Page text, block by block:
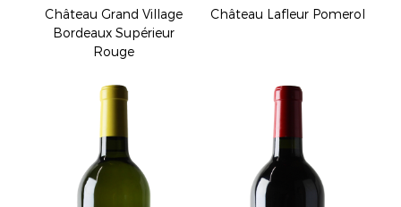
Château Grand Village
Bordeaux Supérieur
Rouge
Château Lafleur Pomerol